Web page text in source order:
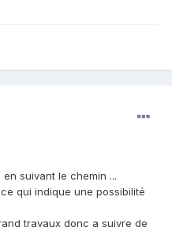
suivant le chemin ...
qui indique une possibilité
travaux donc a suivre de